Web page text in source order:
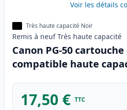
Voir les détails
Très haute capacité Noir
Remis à neuf Très haute capacité
Canon PG-50
compatible haute
17,50 € TTC